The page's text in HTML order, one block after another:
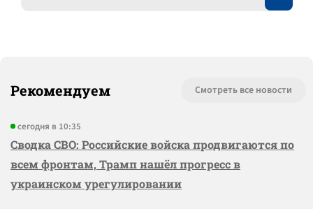
Рекомендуем Смотреть все новости
сегодня в 10:35
Сводка СВО: Российские войска продвигаются по
всем фронтам, Трамп нашёл прогресс в
украинском урегулировании